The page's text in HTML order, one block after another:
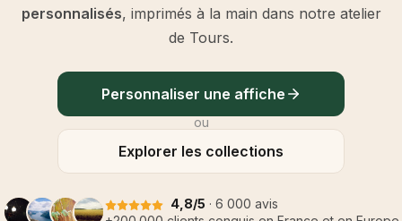
personnalisés, imprimés à la main dans notre atelier
de Tours.
Personnaliser une affiche
ou
Explorer les collections
4,8/5 · 6 000 avis